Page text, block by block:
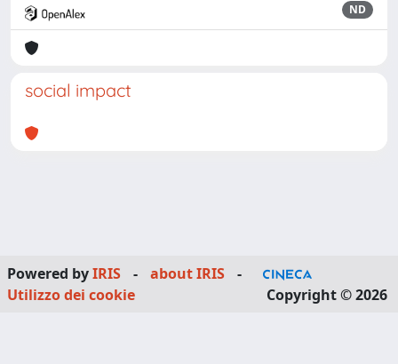
ND
social impact
Powered byIRIS - about IRIS
-
Utilizzo dei cookie
Copyright © 2026